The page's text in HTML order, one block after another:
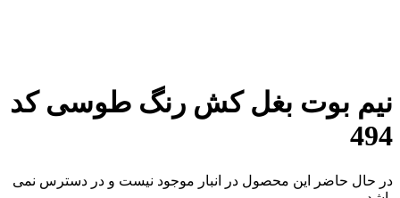
نیم بوت بغل کش رنگ طوسی کد
494
در حال حاضر این محصول در انبار موجود نیست و در دسترس نمی